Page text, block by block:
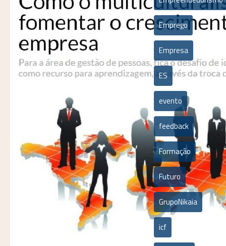
Emprego
Empresa
ES
evento
feedback
Formação
Futuro
GrupoNikaia
icf